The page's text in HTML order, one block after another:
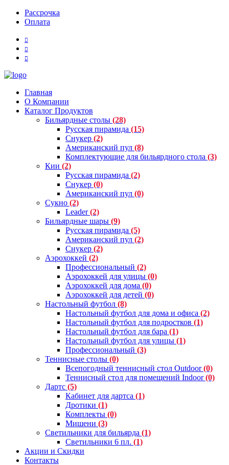
Рассрочка
Оплата
Главная
О Компании
Каталог Продуктов
Бильярдные столы (28)
Русская пирамида (15)
Снукер (2)
Американский пул (8)
Комплектующие для бильярдного стола (3)
Кии (2)
Русская пирамида (2)
Снукер (0)
Американский пул (0)
Сукно (2)
Leader(2)
Бильярдные шары (9)
Русская пирамида (5)
Американский пул (2)
Снукер (2)
Аэрохоккей (2)
Профессиональный (2)
Аэрохоккей для улицы (0)
Аэрохоккей для дома (0)
Аэрохоккей для детей (0)
Настольный футбол (8)
Настольный футбол для дома и офиса (2)
Настольный футбол для подростков (1)
Настольный футбол для бара (1)
Настольный футбол для улицы (1)
Профессиональный (3)
Теннисные столы (0)
Всепогодный теннисный стол Outdoor(0)
Теннисный стол для помещений Indoor(0)
Дартс (5)
Кабинет для дартса (1)
Дротики (1)
Комплекты (0)
Мишени (3)
Светильники для бильярда (1)
Светильники 6 пл. (1)
Акции и Скидки
Контакты